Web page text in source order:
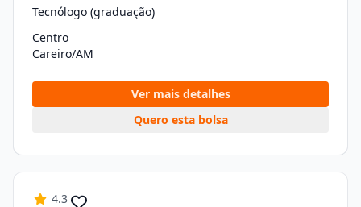
Tecnólogo (graduação)
Centro
Careiro/AM
Ver mais detalhes
Quero esta bolsa
4.3